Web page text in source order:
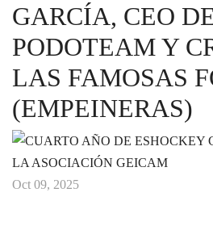
GARCÍA, CEO
PODOTEAM Y
LAS FAMOSAS
(EMPEINERAS)
Oct 09, 2025